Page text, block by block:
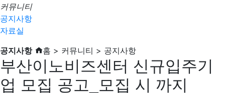
커뮤니티
공지사항
자료실
공지사항
홈 > 커뮤니티 > 공지사항
부산이노비즈센터 신규입주기
업 모집 공고_모집 시 까지